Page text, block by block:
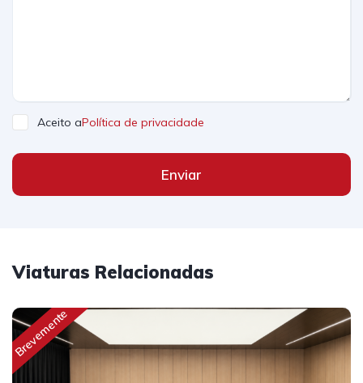
Aceito aPolítica de privacidade
Enviar
Viaturas Relacionadas
Brevemente